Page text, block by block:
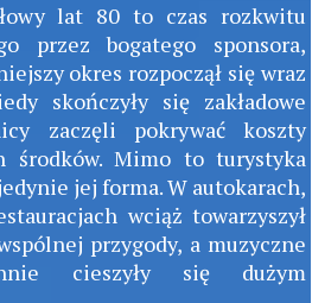
lat 80 to czas rozkwitu
przez bogatego sponsora,
okres rozpoczął się wraz
skończyły się zakładowe
zaczęli pokrywać koszty
środków. Mimo to turystyka
jej forma. W autokarach,
wciąż towarzyszył
przygody, a muzyczne
cieszyły się dużym